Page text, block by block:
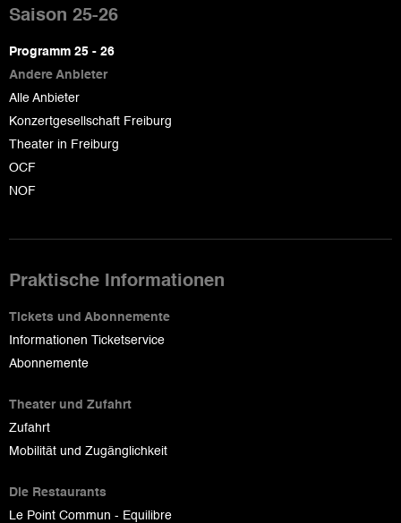
de
page
Saison 25-26
Programm 25 - 26
Andere Anbieter
Alle Anbieter
Konzertgesellschaft Freiburg
Theater in Freiburg
OCF
NOF
Praktische Informationen
Tickets und Abonnemente
Informationen Ticketservice
Abonnemente
Theater und Zufahrt
Zufahrt
Mobilität und Zugänglichkeit
Die Restaurants
Le Point Commun - Equilibre